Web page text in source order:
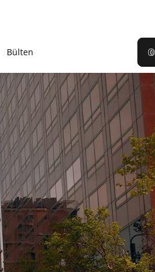
Bülten